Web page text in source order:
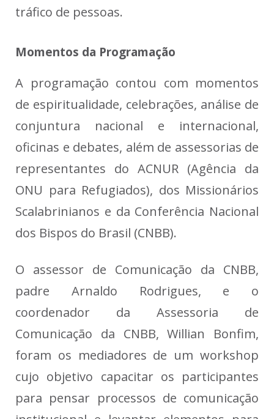
tráfico de pessoas.
Momentos da Programação
A programação contou com momentos
de espiritualidade, celebrações, análise de
conjuntura nacional e internacional,
oficinas e debates, além de assessorias de
representantes do ACNUR (Agência da
ONU para Refugiados), dos Missionários
Scalabrinianos e da Conferência Nacional
dos Bispos do Brasil (CNBB).
O assessor de Comunicação da CNBB,
padre Arnaldo Rodrigues, e o
coordenador da Assessoria de
Comunicação da CNBB, Willian Bonfim,
foram os mediadores de um workshop
cujo objetivo capacitar os participantes
para pensar processos de comunicação